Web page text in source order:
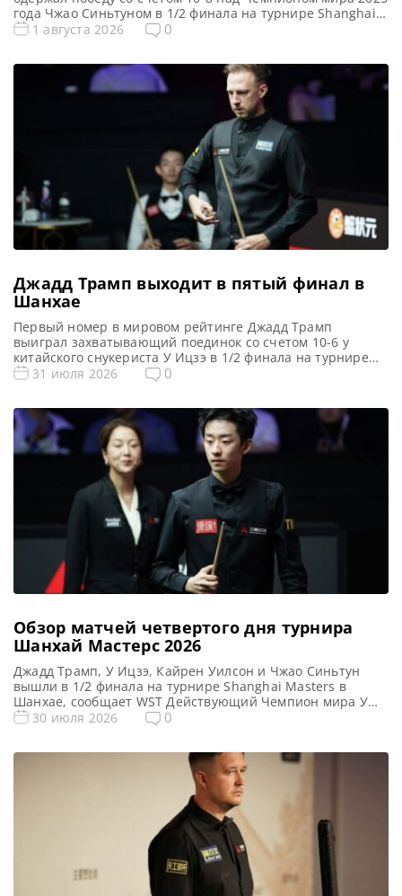
года Чжао Синьтуном в 1/2 финала на турнире Shanghai
Masters 2026, сообщает WST Кайрен Уилсон пробился в
переломить ход встречи, выиграв четыре партии подряд
и одолев […]
1 августа 2026 0
Джадд Трамп выходит в пятый финал в
Шанхае
Первый номер в мировом рейтинге Джадд Трамп
выиграл захватывающий поединок со счетом 10-6 у
китайского снукериста У Ицзэ в 1/2 финала на турнире
Shanghai Masters 2026, сообщает WST Лидер мирового
место в финале турнира Shanghai Masters 2026. Где он
[…]
31 июля 2026 0
Обзор матчей четвертого дня турнира
Шанхай Мастерс 2026
Джадд Трамп, У Ицзэ, Кайрен Уилсон и Чжао Синьтун
вышли в 1/2 финала на турнире Shanghai Masters в
Шанхае, сообщает WST Действующий Чемпион мира У
Ицзэ одержал напряженную победу со счетом 6-5 над
в полуфинал Шанхай Мастерс 2026. В первом с 2002 […]
30 июля 2026 0